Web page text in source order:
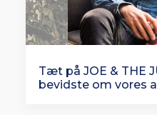
Tæt på JOE & THE
bevidste om vores